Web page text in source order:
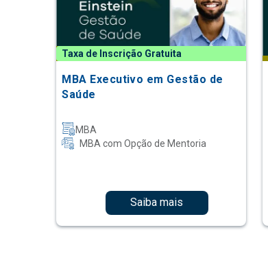
Taxa de Inscrição Gratuita
MBA Executivo em Gestão de
Saúde
MBA
MBA com Opção de Mentoria
Saiba mais